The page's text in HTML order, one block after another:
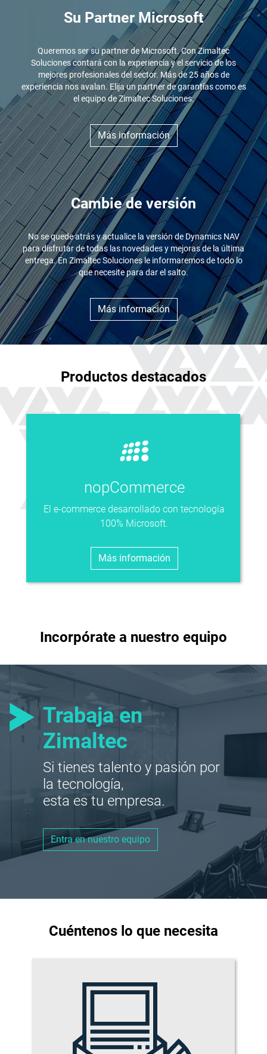
Su Partner Microsoft
Queremos ser su partner de Microsoft. Con Zimaltec
Soluciones contará con la experiencia y el servicio de los
mejores profesionales del sector. Más de 25 años de
experiencia nos avalan. Elija un partner de garantías como es
el equipo de Zimaltec Soluciones.
Más información
Cambie de versión
No se quede atrás y actualice la versión de Dynamics NAV
para disfrutar de todas las novedades y mejoras de la última
entrega. En Zimaltec Soluciones le informaremos de todo lo
que necesite para dar el salto.
Más información
Productos destacados
nopCommerce
El e-commerce desarrollado con tecnología
100% Microsoft.
Más información
Incorpórate a nuestro equipo
Trabaja en
Zimaltec
Si tienes talento y pasión por
la tecnología,
esta es tu empresa.
Entra en nuestro equipo
Cuéntenos lo que necesita